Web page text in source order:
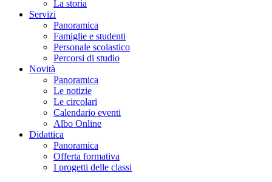
La storia
Servizi
Panoramica
Famiglie e studenti
Personale scolastico
Percorsi di studio
Novità
Panoramica
Le notizie
Le circolari
Calendario eventi
Albo Online
Didattica
Panoramica
Offerta formativa
I progetti delle classi